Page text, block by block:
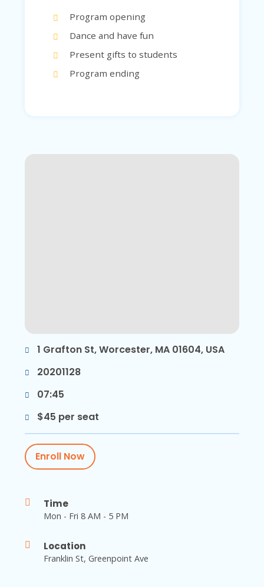
Program opening
Dance and have fun
Present gifts to students
Program ending
1 Grafton St, Worcester, MA 01604, USA
20201128
07:45
$45 per seat
Enroll Now
Time
Mon - Fri 8 AM - 5 PM
Location
Franklin St, Greenpoint Ave